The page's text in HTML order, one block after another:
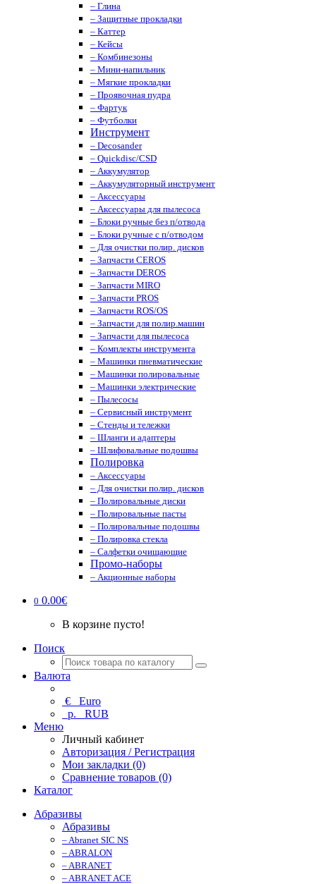
– Глина
– Защитные прокладки
– Каттер
– Кейсы
– Комбинезоны
– Мини-напильник
– Мягкие прокладки
– Проявочная пудра
– Фартук
– Футболки
Инструмент
– Decosander
– Quickdisc/CSD
– Аккумулятор
– Аккумуляторный инструмент
– Аксессуары
– Аксессуары для пылесоса
– Блоки ручные без п/отвода
– Блоки ручные с п/отводом
– Для очистки полир. дисков
– Запчасти CEROS
– Запчасти DEROS
– Запчасти MIRO
– Запчасти PROS
– Запчасти ROS/OS
– Запчасти для полир.машин
– Запчасти для пылесоса
– Комплекты инструмента
– Машинки пневматические
– Машинки полировальные
– Машинки электрические
– Пылесосы
– Сервисный инструмент
– Стенды и тележки
– Шланги и адаптеры
– Шлифовальные подошвы
Полировка
– Аксессуары
– Для очистки полир. дисков
– Полировальные диски
– Полировальные пасты
– Полировальные подошвы
– Полировка стекла
– Салфетки очищающие
Промо-наборы
– Акционные наборы
0 0.00€
В корзине пусто!
Поиск
Валюта
€ Euro
р. RUB
Меню
Личный кабинет
Авторизация / Регистрация
Мои закладки (0)
Сравнение товаров (0)
Каталог
Абразивы
Абразивы
– Abranet SIC NS
– ABRALON
– ABRANET
– ABRANET ACE